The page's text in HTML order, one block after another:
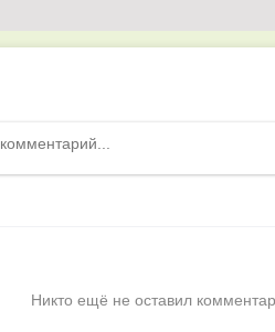
Никто ещё не оставил